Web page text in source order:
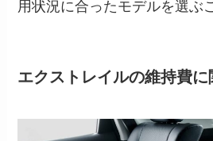
用状況に合ったモデルを選ぶ
エクストレイルの維持費